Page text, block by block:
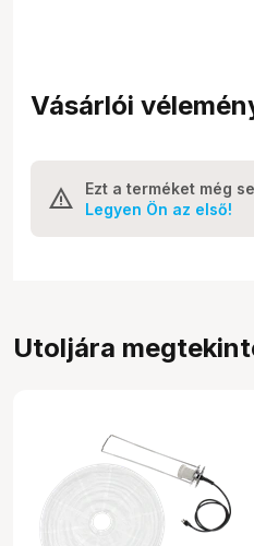
Vásárlói
Ezt a terméket még
Legyen Ön az első!
Utoljára